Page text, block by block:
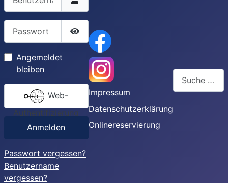
Passwort
Passwort anzeigen
Angemeldet
bleiben
Web-
Authentifizierung
Anmelden
Passwort vergessen?
Benutzername
vergessen?
Impressum
Datenschutzerklärung
Onlinereservierung
Suchen